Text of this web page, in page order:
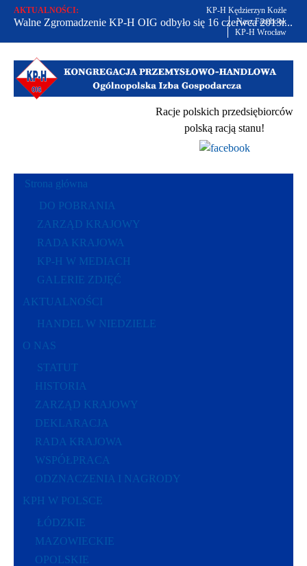
AKTUALNOŚCI:
Walne Zgromadzenie KP-H OIG odbyło się 16 czerwca 2013r...
Od 2002 r. bronimy praw polskich przedsiębiorców...
Racje polskich przedsiębiorców polską racją stanu...
KP-H Kędzierzyn Kożle
Nasz Facebook
KP-H Wrocław
Racje polskich przedsiębiorców
polską racją stanu!
Strona główna
DO POBRANIA
ZARZĄD KRAJOWY
RADA KRAJOWA
KP-H W MEDIACH
GALERIE ZDJĘĆ
AKTUALNOŚCI
HANDEL W NIEDZIELE
O NAS
STATUT
HISTORIA
ZARZĄD KRAJOWY
DEKLARACJA
RADA KRAJOWA
WSPÓŁPRACA
ODZNACZENIA I NAGRODY
KPH W POLSCE
ŁÓDZKIE
MAZOWIECKIE
OPOLSKIE